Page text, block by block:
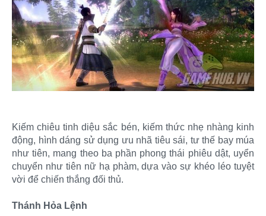
Kiếm chiêu tinh diệu sắc bén, kiếm thức nhẹ nhàng kinh
động, hình dáng sử dụng ưu nhã tiêu sái, tư thế bay múa
như tiên, mang theo ba phần phong thái phiêu dật, uyển
chuyển như tiên nữ hạ phàm, dựa vào sự khéo léo tuyệt
vời để chiến thắng đối thủ.
Thánh Hỏa Lệnh